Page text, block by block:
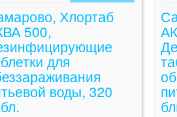
Хлортаб
500,
для
воды, 320